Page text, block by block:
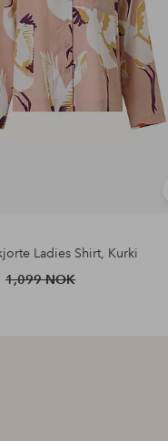
Ladies Shirt, Kurki
1,099 NOK